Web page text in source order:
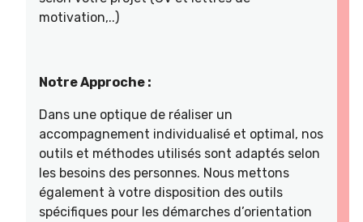
motivation,..)
Notre Approche :
Dans une optique de réaliser un
accompagnement individualisé et optimal, nos
outils et méthodes utilisés sont adaptés selon
les besoins des personnes. Nous mettons
également à votre disposition des outils
spécifiques pour les démarches d’orientation